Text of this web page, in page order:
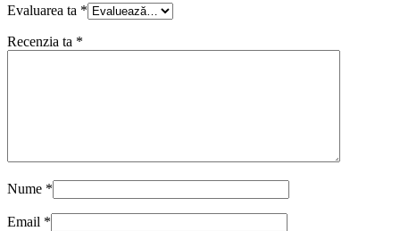
Evaluarea ta *
Recenzia ta *
Nume *
Email *